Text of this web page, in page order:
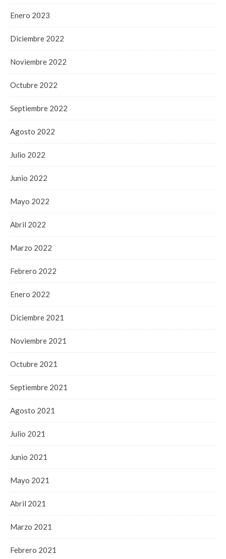
Enero 2023
Diciembre 2022
Noviembre 2022
Octubre 2022
Septiembre 2022
Agosto 2022
Julio 2022
Junio 2022
Mayo 2022
Abril 2022
Marzo 2022
Febrero 2022
Enero 2022
Diciembre 2021
Noviembre 2021
Octubre 2021
Septiembre 2021
Agosto 2021
Julio 2021
Junio 2021
Mayo 2021
Abril 2021
Marzo 2021
Febrero 2021